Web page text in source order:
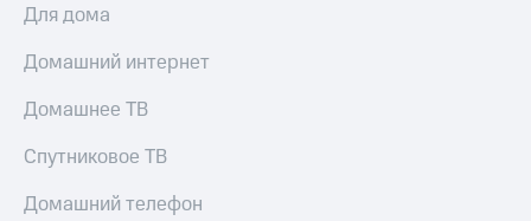
Для дома
Домашний интернет
Домашнее ТВ
Спутниковое ТВ
Домашний телефон